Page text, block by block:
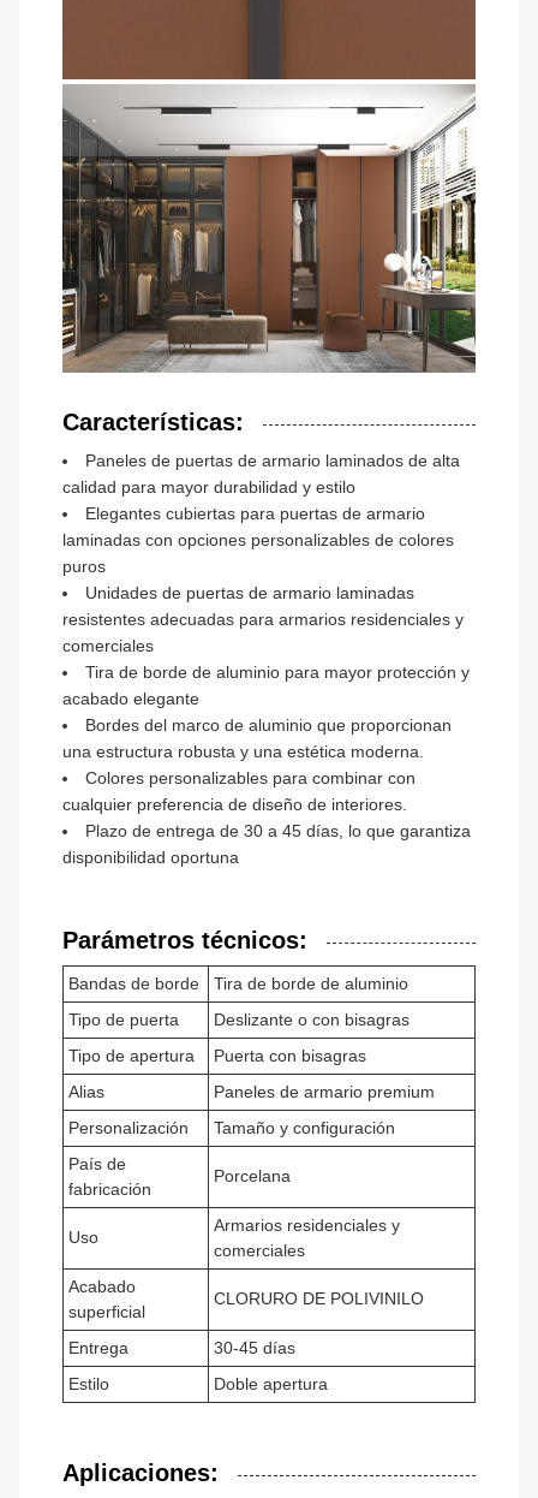
Características:
Paneles de puertas de armario laminados de alta
calidad para mayor durabilidad y estilo
Elegantes cubiertas para puertas de armario
laminadas con opciones personalizables de colores
puros
Unidades de puertas de armario laminadas
resistentes adecuadas para armarios residenciales y
comerciales
Tira de borde de aluminio para mayor protección y
acabado elegante
Bordes del marco de aluminio que proporcionan
una estructura robusta y una estética moderna.
Colores personalizables para combinar con
cualquier preferencia de diseño de interiores.
Plazo de entrega de 30 a 45 días, lo que garantiza
disponibilidad oportuna
Parámetros técnicos:
Bandas de borde
Tira de borde de aluminio
Tipo de puerta
Deslizante o con bisagras
Tipo de apertura
Puerta con bisagras
Alias
Paneles de armario premium
Personalización
Tamaño y configuración
País de
fabricación
Porcelana
Uso
Armarios residenciales y
comerciales
Acabado
superficial
CLORURO DE POLIVINILO
Entrega
30-45 días
Estilo
Doble apertura
Aplicaciones: